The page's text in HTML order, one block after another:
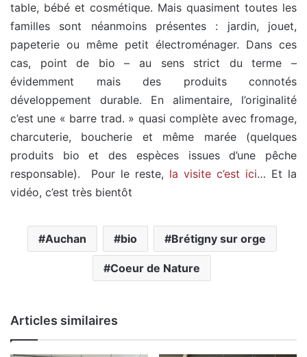
table, bébé et cosmétique. Mais quasiment toutes les
familles sont néanmoins présentes : jardin, jouet,
papeterie ou même petit électroménager. Dans ces
cas, point de bio – au sens strict du terme –
évidemment mais des produits connotés
développement durable. En alimentaire, l’originalité
c’est une « barre trad. » quasi complète avec fromage,
charcuterie, boucherie et même marée (quelques
produits bio et des espèces issues d’une pêche
responsable). Pour le reste, la visite c’est ici… Et la
vidéo, c’est très bientôt
Auchan bio Brétigny sur orge
Coeur de Nature
Articles similaires